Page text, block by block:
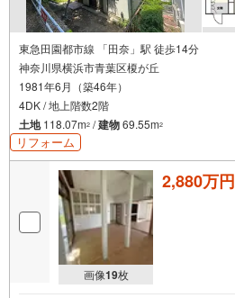
東急田園都市線 「田奈」駅 徒歩14分
神奈川県横浜市青葉区榎が丘
1981年6月（築46年）
4DK / 地上階数2階
土地118.07m2 /建物69.55m2
リフォーム
画像19枚
2,880万円